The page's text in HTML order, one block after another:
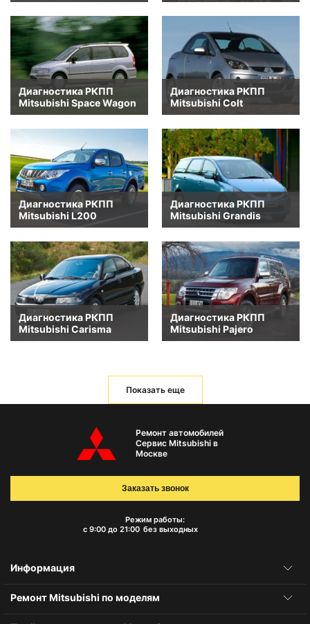
Диагностика РКПП
Mitsubishi Space Wagon
Диагностика РКПП
Mitsubishi Colt
Диагностика РКПП
Mitsubishi L200
Диагностика РКПП
Mitsubishi Grandis
Диагностика РКПП
Mitsubishi Carisma
Диагностика РКПП
Mitsubishi Pajero
Показать еще
Ремонт автомобилей
Сервис Mitsubishi в
Москве
Режим работы:
с 9:00 до 21:00 без выходных
Заказать звонок
Информация
Ремонт Mitsubishi по моделям